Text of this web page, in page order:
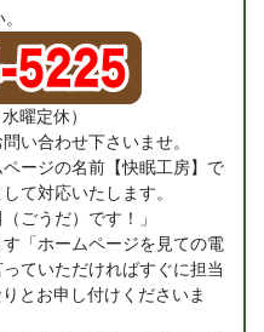
曜定休）
い合わせ下さいませ。
ージの名前【快眠工房】で
て対応いたします。
ごうだ）です！」
「ホームページを見ての電
ていただければすぐに担当
とお申し付けくださいま